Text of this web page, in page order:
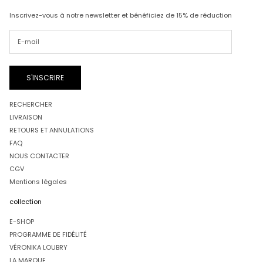
Inscrivez-vous à notre newsletter et bénéficiez de 15% de réduction
S'INSCRIRE
RECHERCHER
LIVRAISON
RETOURS ET ANNULATIONS
FAQ
NOUS CONTACTER
CGV
Mentions légales
collection
E-SHOP
PROGRAMME DE FIDÉLITÉ
VÉRONIKA LOUBRY